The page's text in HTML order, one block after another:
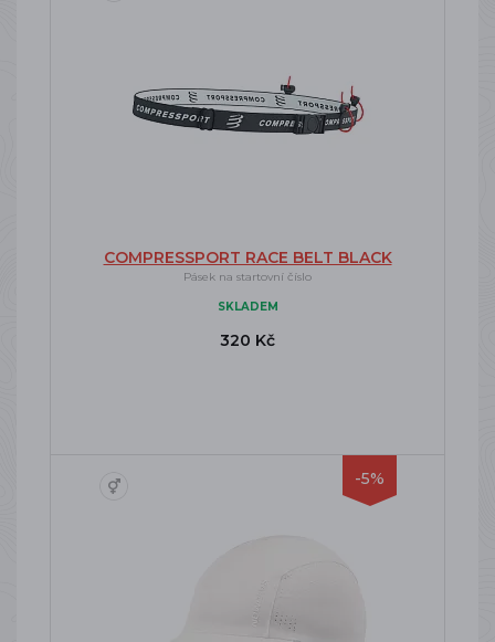
COMPRESSPORT RACE BELT BLACK
Pásek na startovní číslo
SKLADEM
320 Kč
-5%